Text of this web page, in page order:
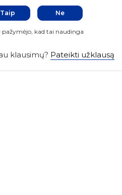
Taip Ne
pažymėjo, kad tai naudinga
klausimų? Pateikti užklausą